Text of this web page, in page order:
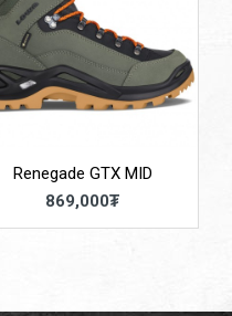
Renegade GTX MID
869,000₮